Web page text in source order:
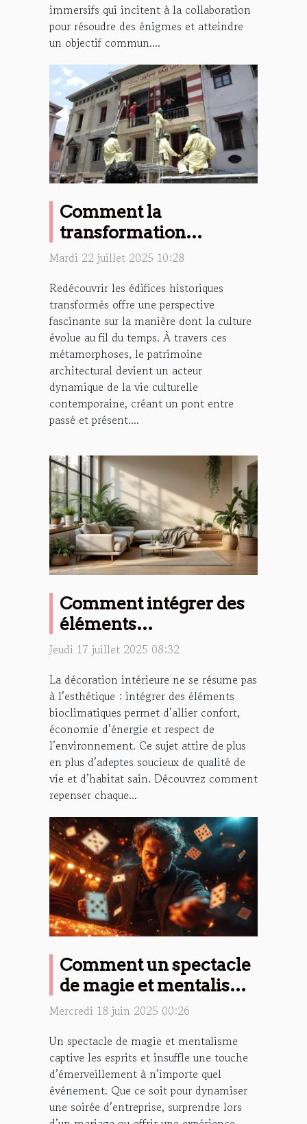
immersifs qui incitent à la collaboration
pour résoudre des énigmes et atteindre
un objectif commun....
Comment la
transformation
d'édifices historiques
?
Mardi 22 juillet 2025 10:28
Redécouvrir les édifices historiques
transformés offre une perspective
fascinante sur la manière dont la culture
évolue au fil du temps. À travers ces
métamorphoses, le patrimoine
architectural devient un acteur
dynamique de la vie culturelle
contemporaine, créant un pont entre
passé et présent....
Comment intégrer des
éléments
bioclimatiques dans sa
Jeudi 17 juillet 2025 08:32
La décoration intérieure ne se résume pas
à l’esthétique : intégrer des éléments
bioclimatiques permet d’allier confort,
économie d’énergie et respect de
l’environnement. Ce sujet attire de plus
en plus d’adeptes soucieux de qualité de
vie et d’habitat sain. Découvrez comment
repenser chaque...
Comment un spectacle
de magie et mentalisme
peut transformer vos
Mercredi 18 juin 2025 00:26
Un spectacle de magie et mentalisme
captive les esprits et insuffle une touche
d’émerveillement à n’importe quel
événement. Que ce soit pour dynamiser
une soirée d’entreprise, surprendre lors